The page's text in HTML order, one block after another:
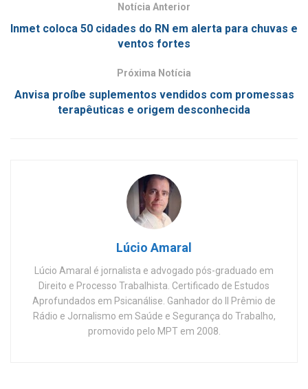
Notícia Anterior
Inmet coloca 50 cidades do RN em alerta para chuvas e
ventos fortes
Próxima Notícia
Anvisa proíbe suplementos vendidos com promessas
terapêuticas e origem desconhecida
Lúcio Amaral
Lúcio Amaral é jornalista e advogado pós-graduado em
Direito e Processo Trabalhista. Certificado de Estudos
Aprofundados em Psicanálise. Ganhador do II Prêmio de
Rádio e Jornalismo em Saúde e Segurança do Trabalho,
promovido pelo MPT em 2008.